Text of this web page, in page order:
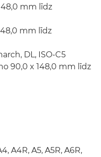
mm līdz
mm līdz
DL, ISO-C5
90,0 x 148,0 mm līdz
A4R, A5, A5R, A6R,